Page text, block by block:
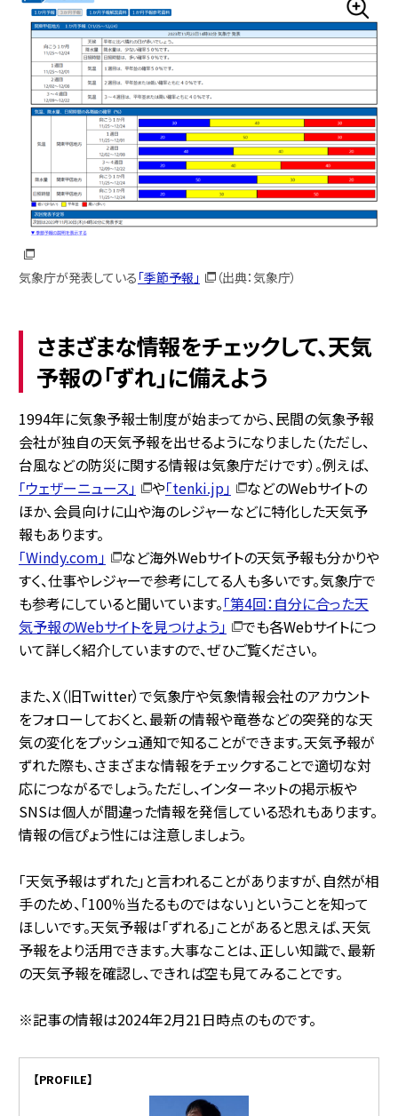
気象庁が発表している 「季節予報」 （出典：気象庁）
さまざまな情報をチェックして、天気
予報の「ずれ」に備えよう
1994年に気象予報士制度が始まってから、民間の気象予報
会社が独自の天気予報を出せるようになりました（ただし、
台風などの防災に関する情報は気象庁だけです）。例えば、
「ウェザーニュース」
や「tenki.jp」
などのWebサイトの
ほか、会員向けに山や海のレジャーなどに特化した天気予
報もあります。
「Windy.com」
など海外Webサイトの天気予報も分かりや
すく、仕事やレジャーで参考にしてる人も多いです。気象庁で
も参考にしていると聞いています。「第4回：自分に合った天
気予報のWebサイトを見つけよう」
でも各Webサイトにつ
いて詳しく紹介していますので、ぜひご覧ください。
また、X（旧Twitter）で気象庁や気象情報会社のアカウント
をフォローしておくと、最新の情報や竜巻などの突発的な天
気の変化をプッシュ通知で知ることができます。天気予報が
ずれた際も、さまざまな情報をチェックすることで適切な対
応につながるでしょう。ただし、インターネットの掲示板や
SNSは個人が間違った情報を発信している恐れもあります。
情報の信ぴょう性には注意しましょう。
「天気予報はずれた」と言われることがありますが、自然が相
手のため、「100％当たるものではない」ということを知って
ほしいです。天気予報は「ずれる」ことがあると思えば、天気
予報をより活用できます。大事なことは、正しい知識で、最新
の天気予報を確認し、できれば空も見てみることです。
※記事の情報は2024年2月21日時点のものです。
【PROFILE】